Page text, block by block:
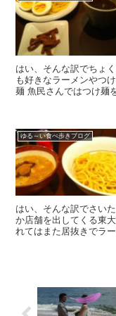
はい、そんな訳でちょくち
も好きなラーメンやつけ麺
麺 魚民さんではつけ麺を〆に選ん
ゆる～い食べ歩きブログ
はい、そんな訳でさいた
か店舗を出してくる東大宮駅周辺。 有名店
れてはまた居抜きでラーメン屋さん